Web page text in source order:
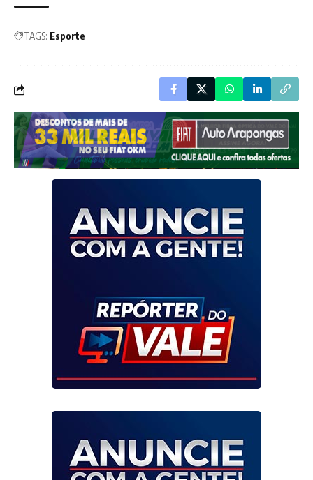
TAGS: Esporte